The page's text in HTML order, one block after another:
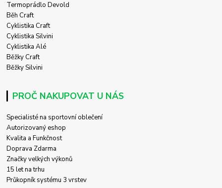
Termoprádlo Devold
Běh Craft
Cyklistika Craft
Cyklistika Silvini
Cyklistika Alé
Běžky Craft
Běžky Silvini
PROČ NAKUPOVAT U NÁS
Specialisté na sportovní oblečení
Autorizovaný eshop
Kvalita a Funkčnost
Doprava Zdarma
Značky velkých výkonů
15 let na trhu
Průkopník systému 3 vrstev